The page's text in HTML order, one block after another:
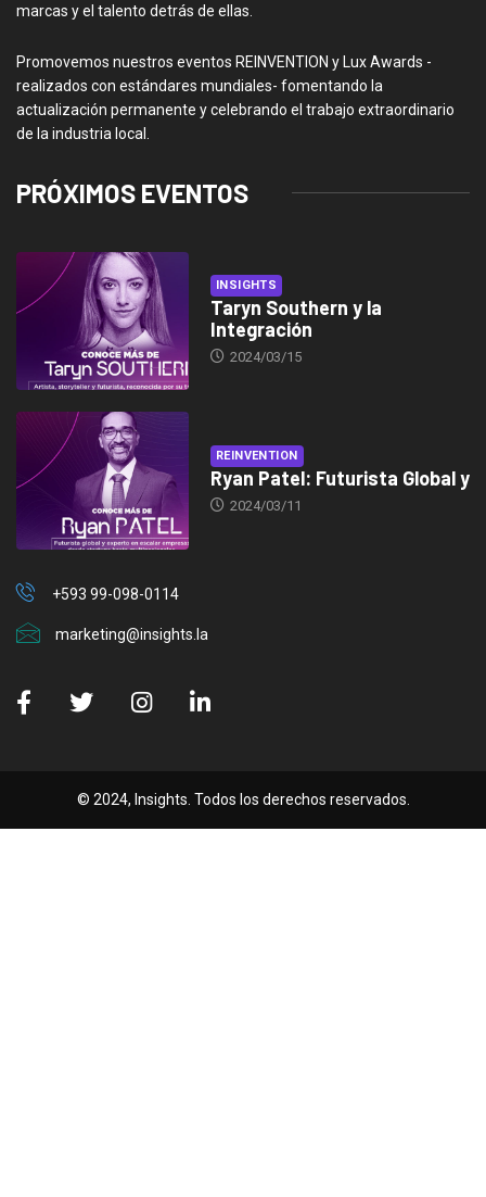
marcas y el talento detrás de ellas.
Promovemos nuestros eventos REINVENTION y Lux Awards -
realizados con estándares mundiales- fomentando la
actualización permanente y celebrando el trabajo extraordinario
de la industria local.
PRÓXIMOS EVENTOS
INSIGHTS
Taryn Southern y la
Integración
2024/03/15
REINVENTION
Ryan Patel: Futurista Global y
2024/03/11
+593 99-098-0114
marketing@insights.la
© 2024, Insights. Todos los derechos reservados.